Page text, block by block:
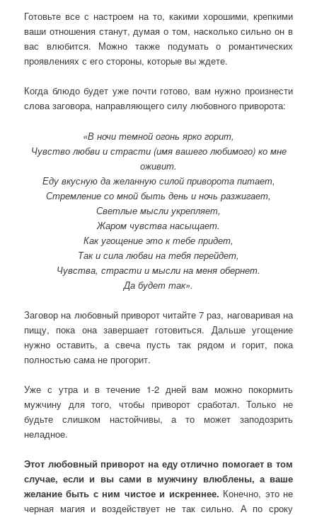
Готовьте все с настроем на то, какими хорошими, крепкими
ваши отношения станут, думая о том, насколько сильно он в
вас влюбится. Можно также подумать о романтических
проявлениях с его стороны, которые вы ждете.
Когда блюдо будет уже почти готово, вам нужно произнести
слова заговора, направляющего силу любовного приворота:
«В ночи темной огонь ярко горит,
Чувство любви и страсти (имя вашего любимого) ко мне
оживит.
Еду вкусную да желанную силой приворота питает,
Стремление со мной быть день и ночь разжигает,
Светлые мысли укрепляет,
Жаром чувства насыщает.
Как угощение это к тебе придет,
Так и сила любви на тебя перейдет,
Чувства, страсти и мысли на меня обернет.
Да будет так».
Заговор на любовный приворот читайте 7 раз, наговаривая на
пищу, пока она завершает готовиться. Дальше угощение
нужно оставить, а свеча пусть так рядом и горит, пока
полностью сама не прогорит.
Уже с утра и в течение 1-2 дней вам можно покормить
мужчину для того, чтобы приворот сработал. Только не
будьте слишком настойчивы, а то может заподозрить
неладное.
Этот любовный приворот на еду отлично помогает в том
случае, если и вы сами в мужчину влюблены, а ваше
желание быть с ним чистое и искреннее. Конечно, это не
черная магия и воздействует не так сильно. А по сроку